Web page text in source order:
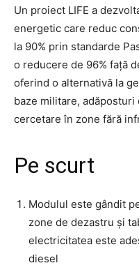
Un proiect LIFE a
energetic care reduc
la 90% prin standarde
o reducere de 96% față
oferind o alternativă la
baze militare,
cercetare în zone fără
Pe scurt
Modulul este gândit
zone de dezastru și
electricitatea este
diesel